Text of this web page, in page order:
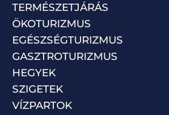
TERMÉSZETJÁRÁS
ÖKOTURIZMUS
EGÉSZSÉGTURIZMUS
GASZTROTURIZMUS
HEGYEK
SZIGETEK
VÍZPARTOK